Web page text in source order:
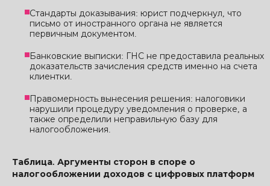
Стандарты доказывания: юрист подчеркнул, что
письмо от иностранного органа не является
первичным документом.
Банковские выписки: ГНС не предоставила реальных
доказательств зачисления средств именно на счета
клиентки.
Правомерность вынесения решения: налоговики
нарушили процедуру уведомления о проверке, а
также определили неправильную базу для
налогообложения.
Таблица. Аргументы сторон в споре о
налогообложении доходов с цифровых платформ